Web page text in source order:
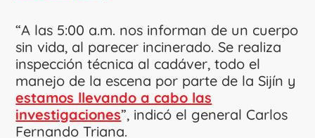
“A las 5:00 a.m. nos informan de un cuerpo
sin vida, al parecer incinerado. Se realiza
inspección técnica al cadáver, todo el
manejo de la escena por parte de la Sijín y
estamos llevando a cabo las
investigaciones”, indicó el general Carlos
Fernando Triana.